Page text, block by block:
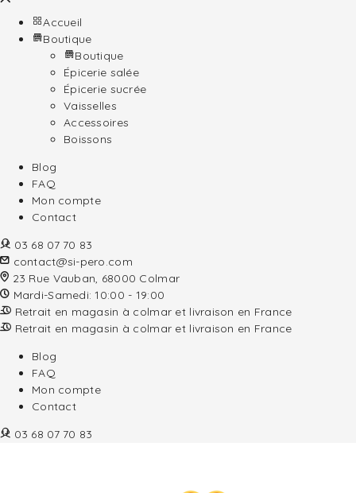
Accueil
Boutique
Boutique
Épicerie salée
Épicerie sucrée
Vaisselles
Accessoires
Boissons
Blog
FAQ
Mon compte
Contact
03 68 07 70 83
contact@si-pero.com
23 Rue Vauban, 68000 Colmar
Mardi-Samedi: 10:00 - 19:00
Retrait en magasin à colmar et livraison en France
Retrait en magasin à colmar et livraison en France
Blog
FAQ
Mon compte
Contact
03 68 07 70 83